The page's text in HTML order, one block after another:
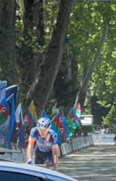
zəng edib
-